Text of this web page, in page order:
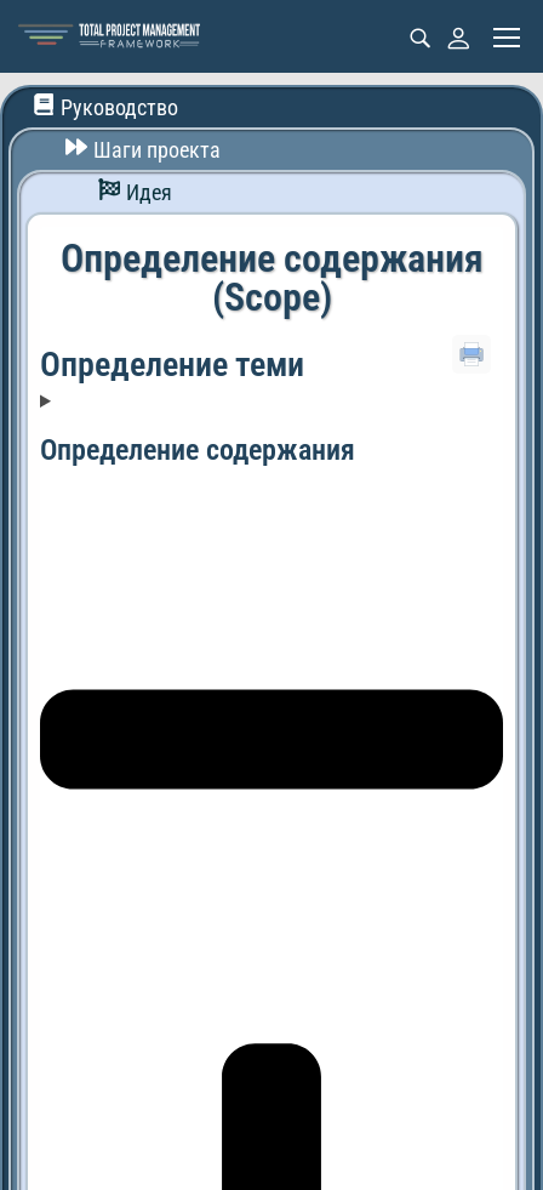
Руководство
Шаги проекта
Идея
Определение содержания
(Scope)
Определение теми
Определение содержания